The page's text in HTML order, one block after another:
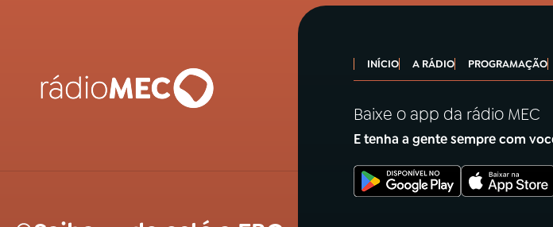
INÍCIO A RÁDIO PROGRAMAÇÃO
Baixe o app da rádio MEC
E tenha a gente sempre com